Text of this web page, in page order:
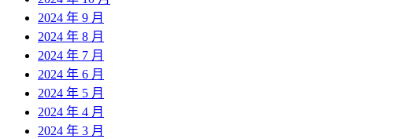
2024 年 9 月
2024 年 8 月
2024 年 7 月
2024 年 6 月
2024 年 5 月
2024 年 4 月
2024 年 3 月